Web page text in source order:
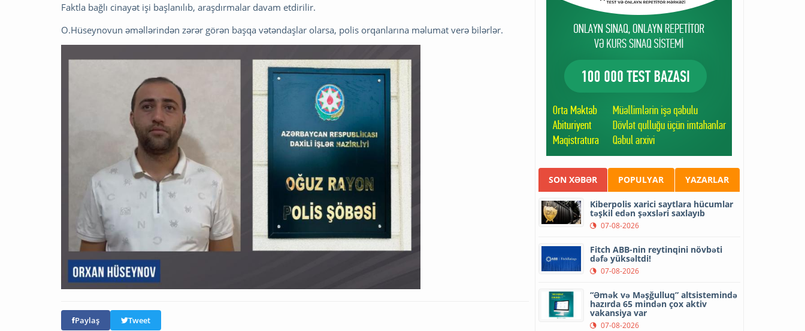
Faktla bağlı cinayət işi başlanılıb, araşdırmalar davam etdirilir.
O.Hüseynovun əməllərindən zərər görən başqa vətəndaşlar olarsa, polis orqanlarına məlumat verə bilərlər.
Paylaş Tweet
SON XƏBƏR POPULYAR YAZARLAR
Kiberpolis xarici saytlara hücumlar
təşkil edən şəxsləri saxlayıb
07-08-2026
Fitch ABB-nin reytinqini növbəti
dəfə yüksəltdi!
07-08-2026
“Əmək və Məşğulluq” altsistemində
hazırda 65 mindən çox aktiv
vakansiya var
07-08-2026